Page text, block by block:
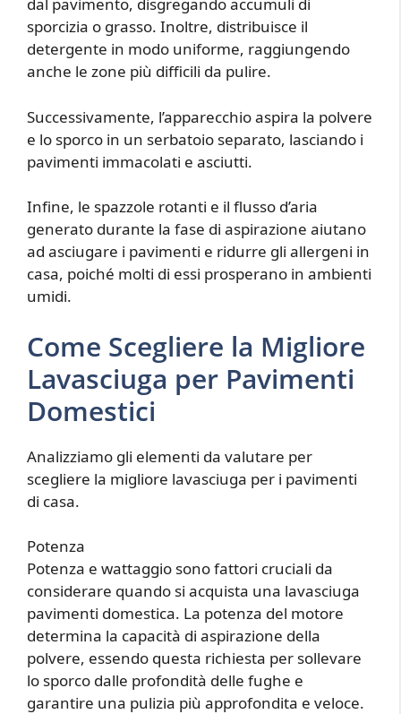
sporcizia o grasso. Inoltre, distribuisce il
detergente in modo uniforme, raggiungendo
anche le zone più difficili da pulire.
Successivamente, l’apparecchio aspira la polvere
e lo sporco in un serbatoio separato, lasciando i
pavimenti immacolati e asciutti.
Infine, le spazzole rotanti e il flusso d’aria
generato durante la fase di aspirazione aiutano
ad asciugare i pavimenti e ridurre gli allergeni in
casa, poiché molti di essi prosperano in ambienti
umidi.
Come Scegliere la Migliore
Lavasciuga per Pavimenti
Domestici
Analizziamo gli elementi da valutare per
scegliere la migliore lavasciuga per i pavimenti
di casa.
Potenza
Potenza e wattaggio sono fattori cruciali da
considerare quando si acquista una lavasciuga
pavimenti domestica. La potenza del motore
determina la capacità di aspirazione della
polvere, essendo questa richiesta per sollevare
lo sporco dalle profondità delle fughe e
garantire una pulizia più approfondita e veloce.